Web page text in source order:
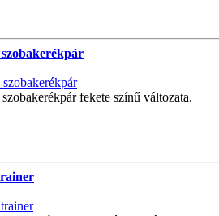
fekete színű változata.